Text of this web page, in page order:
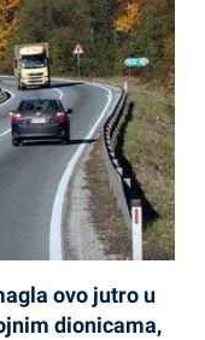
ovo jutro u
dionicama,